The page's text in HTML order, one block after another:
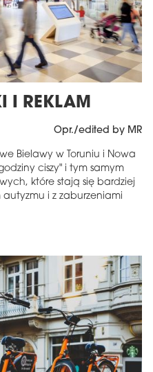
I REKLAM
Opr./edited by MR
Bielawy w Toruniu i Nowa
ciszy" i tym samym
które stają się bardziej
i z zaburzeniami